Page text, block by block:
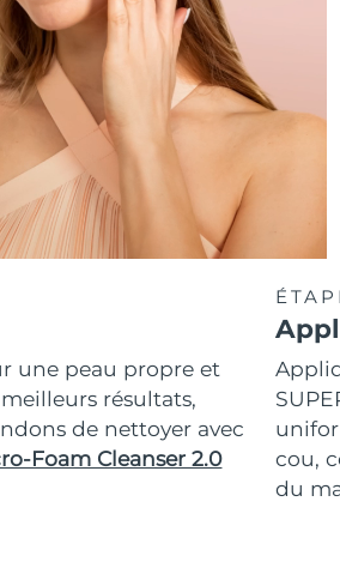
une peau propre et
résultats,
de nettoyer avec
Foam Cleanser 2.0
cou,
du
Livraison estimée
Livraison estimée8/18/26